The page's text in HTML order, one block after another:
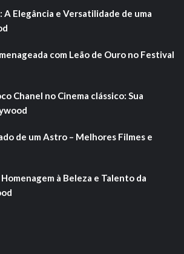
Elegância e Versatilidade de uma
com Leão de Ouro no Festival
Chanel no Cinema clássico: Sua
de um Astro – Melhores Filmes e
à Beleza e Talento da